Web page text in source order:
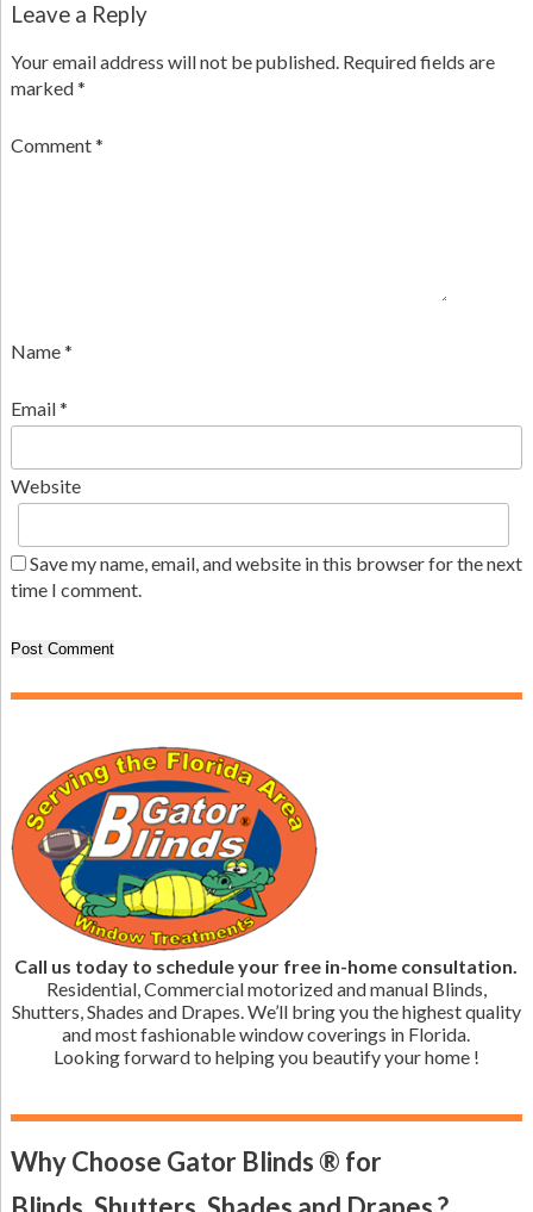
Leave a Reply
Your email address will not be published. Required fields are
marked*
Comment*
Name*
Email*
Website
Save my name, email, and website in this browser for the next
time I comment.
Call us today to schedule your free in-home consultation.
Residential, Commercial motorized and manual Blinds,
Shutters, Shades and Drapes. We’ll bring you the highest quality
and most fashionable window coverings in Florida.
Looking forward to helping you beautify your home !
Why Choose Gator Blinds ® for